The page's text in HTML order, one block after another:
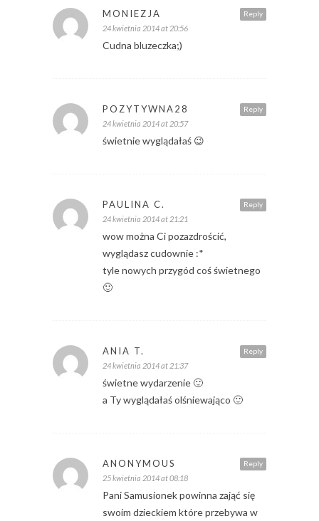
Reply
MONIEZJA
24 kwietnia 2014 at 20:56
Cudna bluzeczka;)
Reply
POZYTYWNA28
24 kwietnia 2014 at 20:57
świetnie wyglądałaś 😉
Reply
PAULINA C.
24 kwietnia 2014 at 21:21
wow można Ci pozazdrościć,
wyglądasz cudownie :*
tyle nowych przygód coś świetnego
🙂
Reply
ANIA T.
24 kwietnia 2014 at 21:37
świetne wydarzenie 🙂
a Ty wyglądałaś olśniewająco 🙂
Reply
ANONYMOUS
25 kwietnia 2014 at 08:18
Pani Samusionek powinna zająć się
swoim dzieckiem które przebywa w